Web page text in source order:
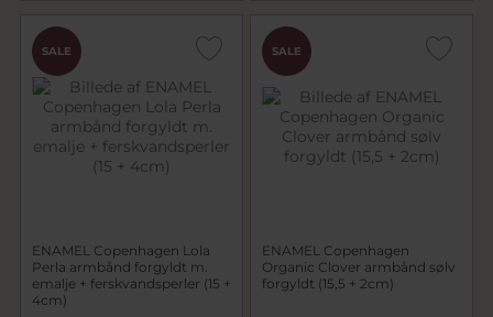
SALE
ENAMEL Copenhagen Lola
Perla armbånd forgyldt m.
emalje + ferskvandsperler (15 +
4cm)
SALE
ENAMEL Copenhagen
Organic Clover armbånd sølv
forgyldt (15,5 + 2cm)